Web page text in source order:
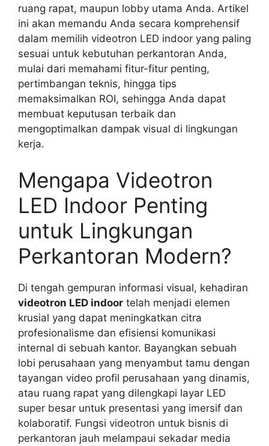
ruang rapat, maupun lobby utama Anda. Artikel
ini akan memandu Anda secara komprehensif
dalam memilih videotron LED indoor yang paling
sesuai untuk kebutuhan perkantoran Anda,
mulai dari memahami fitur-fitur penting,
pertimbangan teknis, hingga tips
memaksimalkan ROI, sehingga Anda dapat
membuat keputusan terbaik dan
mengoptimalkan dampak visual di lingkungan
kerja.
Mengapa Videotron
LED Indoor Penting
untuk Lingkungan
Perkantoran Modern?
Di tengah gempuran informasi visual, kehadiran
videotron LED indoor telah menjadi elemen
krusial yang dapat meningkatkan citra
profesionalisme dan efisiensi komunikasi
internal di sebuah kantor. Bayangkan sebuah
lobi perusahaan yang menyambut tamu dengan
tayangan video profil perusahaan yang dinamis,
atau ruang rapat yang dilengkapi layar LED
super besar untuk presentasi yang imersif dan
kolaboratif. Fungsi videotron untuk bisnis di
perkantoran jauh melampaui sekadar media